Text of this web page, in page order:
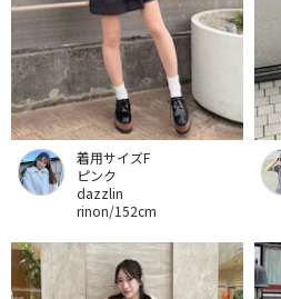
着用サイズF
ピンク
dazzlin
rinon/152cm